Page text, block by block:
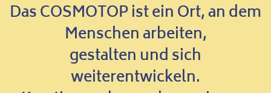
Das COSMOTOP ist ein Ort, an dem
Menschen arbeiten,
gestalten und sich
weiterentwickeln.